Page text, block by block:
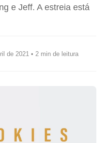
e Jeff. A estreia está
de 2021 • 2 min de leitura